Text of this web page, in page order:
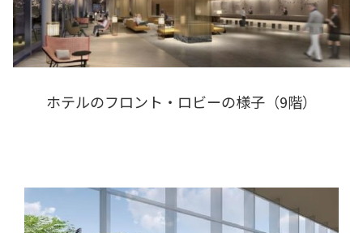
ホテルのフロント・ロビーの様子（9階）